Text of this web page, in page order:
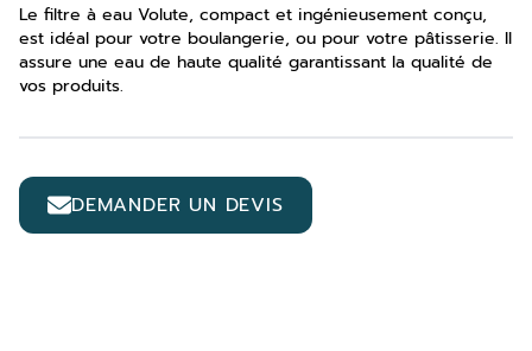
Le filtre à eau Volute, compact et ingénieusement conçu,
est idéal pour votre boulangerie, ou pour votre pâtisserie. Il
assure une eau de haute qualité garantissant la qualité de
vos produits.
DEMANDER UN DEVIS